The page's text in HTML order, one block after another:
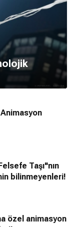
Animasyon
Taşı"nın
bilinmeyenleri!
özel animasyon